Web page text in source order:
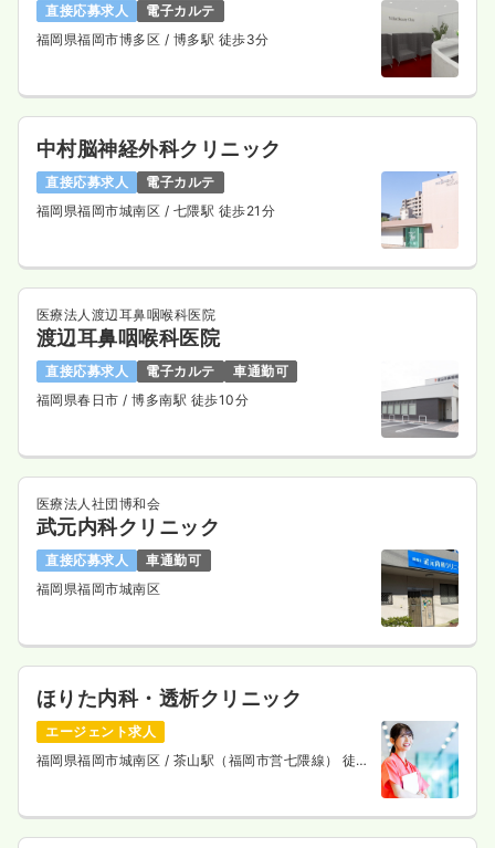
直接応募求人
電子カルテ
福岡県福岡市博多区 / 博多駅 徒歩3分
中村脳神経外科クリニック
直接応募求人
電子カルテ
福岡県福岡市城南区 / 七隈駅 徒歩21分
医療法人渡辺耳鼻咽喉科医院
渡辺耳鼻咽喉科医院
直接応募求人 電子カルテ
車通勤可
福岡県春日市/ 博多南駅 徒歩10分
医療法人社団博和会
武元内科クリニック
直接応募求人
車通勤可
福岡県福岡市城南区
ほりた内科・透析クリニック
エージェント求人
福岡県福岡市城南区 / 茶山駅（福岡市営七隈線） 徒歩